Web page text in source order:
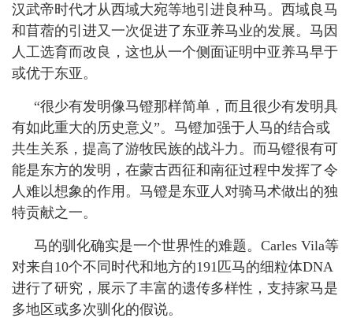
汉武帝时代才从西域大宛等地引进良种马。西域良马
和苜蓿的引进又一次促进了东亚养马业的发展。马因
人工选育而改良，这也从一个侧面证明中亚养马早于
或优于东亚。
“很少有发明像马镫那样简单，而且很少有发明具
有如此重大的历史意义”。马镫加强于人马的结合或
共生关系，提高了游牧民族的战斗力。而马镫很有可
能是东方的发明，在蒙古西征和南征过程中发挥了令
人难以想象的作用。马镫是东亚人对骑马术做出的独
特贡献之一。
马的驯化确实是一个世界性的难题。 Carles Vila等
对来自 10个不同时代和地方的191 匹马的细粒体DNA
进行了研究，展示了丰富的遗传多样性，支持家马是
多地区或多次驯化的假说。